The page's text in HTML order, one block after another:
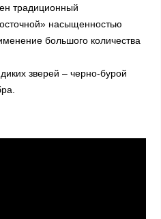
традиционный
насыщенностью
большого количества
зверей – черно-бурой